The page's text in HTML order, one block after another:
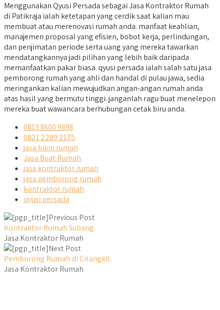
Menggunakan Qyusi Persada sebagai Jasa Kontraktor Rumah
di Patikraja ialah ketetapan yang cerdik saat kalian mau
membuat atau merenovasi rumah anda. manfaat keahlian,
manajemen proposal yang efisien, bobot kerja, perlindungan,
dan penjimatan periode serta uang yang mereka tawarkan
mendatangkannya jadi pilihan yang lebih baik daripada
memanfaatkan pakar biasa. qyusi persada ialah salah satu jasa
pemborong rumah yang ahli dan handal di pulau jawa, sedia
meringankan kalian mewujudkan angan-angan rumah anda
atas hasil yang bermutu tinggi. janganlah ragu buat menelepon
mereka buat wawancara berhubungan cetak biru anda.
0813 8600 9898
0821 2289 2175
jasa bikin rumah
Jasa Buat Rumah
jasa kontraktor rumah
jasa pemborong rumah
kontraktor rumah
qyusi persada
Previous Post
Kontraktor Rumah Subang
Jasa Kontraktor Rumah
Next Post
Pemborong Rumah di Citangkil
Jasa Kontraktor Rumah